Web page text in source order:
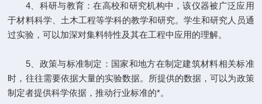
4、科研与教育：在高校和研究机构中，该仪器被广泛应用
于材料科学、土木工程等学科的教学和研究。学生和研究人员通
过实验，可以加深对集料特性及其在工程中应用的理解。
5、政策与标准制定：国家和地方在制定建筑材料相关标准
时，往往需要依据大量的实验数据。所提供的数据，可以为政策
制定者提供科学依据，推动行业标准的*。